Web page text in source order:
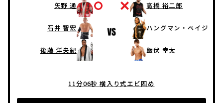
矢野 通
石井 智宏
後藤 洋央紀
高橋 裕二郎
ハングマン・ペイジ
飯伏 幸太
11分06秒 横入り式エビ固め